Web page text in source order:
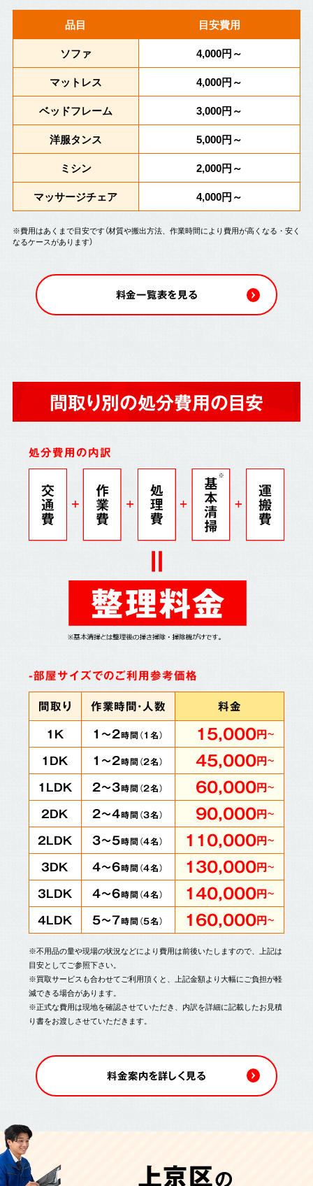
品目
目安費用
ソファ
4,000円～
マットレス
4,000円～
ベッドフレーム
3,000円～
洋服タンス
5,000円～
ミシン
2,000円～
マッサージチェア
4,000円～
※費用はあくまで目安です（材質や搬出方法、作業時間により費用が高くなる・安く
なるケースがあります）
料金一覧表を見る
間取り別の処分費用の目安
処分費用の内訳
-部屋サイズでのご利用参考価格
間取り
作業時間・人数
料金
1K
1～2時間（1名） 15,000円～
1DK 1～2時間（2名） 45,000円～
1LDK 2～3時間（2名） 60,000円～
2DK 2～4時間（3名） 90,000円～
2LDK 3～5時間（4名） 110,000円～
3DK 4～6時間（4名） 130,000円～
3LDK 4～6時間（4名） 140,000円～
4LDK 5～7時間（5名） 160,000円～
※不用品の量や現場の状況などにより費用は前後いたしますので、上記は
目安としてご参照下さい。
※買取サービスも合わせてご利用頂くと、上記金額より大幅にご負担が軽
減できる場合があります。
※正式な費用は現地を確認させていただき、内訳を詳細に記載したお見積
り書をお渡しさせていただきます。
料金案内を詳しく見る
上京区の